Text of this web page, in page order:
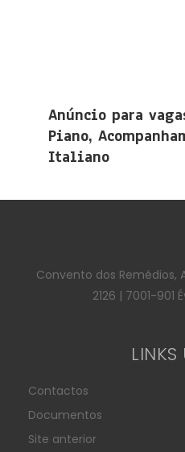
Anúncio para
Piano,
Italiano
Convento dos Remédios,
2126 | 7001-901
LINKS
Contactos
Documentos
Site anterior